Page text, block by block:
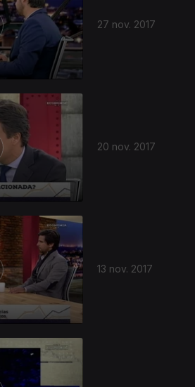
27 nov. 2017
20 nov. 2017
13 nov. 2017